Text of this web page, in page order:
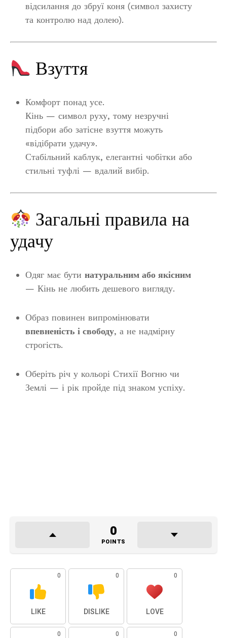
відсилання до збруї коня (символ захисту
та контролю над долею).
Взуття
Комфорт понад усе.
Кінь — символ руху, тому незручні
підбори або затісне взуття можуть
«відібрати удачу».
Стабільний каблук, елегантні чобітки або
стильні туфлі — вдалий вибір.
Загальні правила на
удачу
Одяг має бути натуральним або якісним
— Кінь не любить дешевого вигляду.
Образ повинен випромінювати
впевненість і свободу, а не надмірну
строгість.
Оберіть річ у кольорі Стихії Вогню чи
Землі — і рік пройде під знаком успіху.
0
POINTS
0
LIKE
0
DISLIKE
0
LOVE
0 0 0